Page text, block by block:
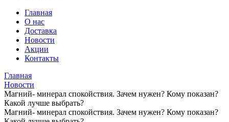
Главная
О нас
Доставка
Новости
Акции
Контакты
Главная
Новости
Магний- минерал спокойствия. Зачем нужен? Кому показан?
Какой лучше выбрать?
Магний- минерал спокойствия. Зачем нужен? Кому показан?